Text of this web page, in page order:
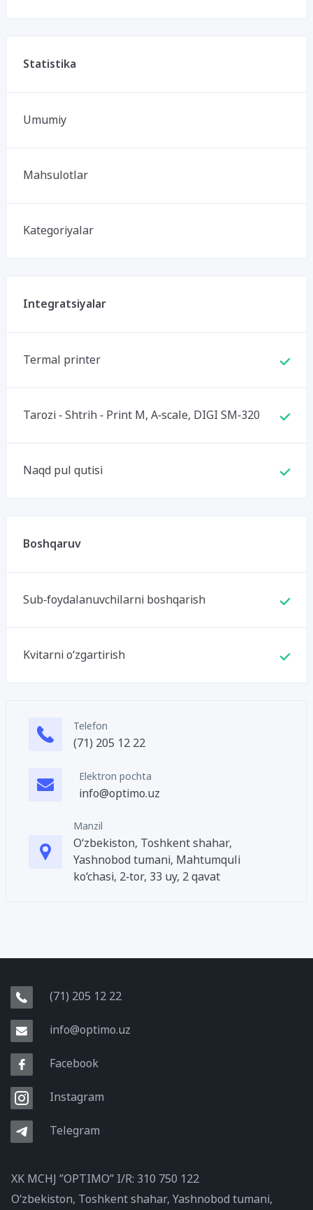
Statistika
Umumiy
Mahsulotlar
Kategoriyalar
Integratsiyalar
Termal printer
Tarozi - Shtrih - Print M, A-scale, DIGI SM-320
Naqd pul qutisi
Boshqaruv
Sub-foydalanuvchilarni boshqarish
Kvitarni o‘zgartirish
Telefon
(71) 205 12 22
Elektron pochta
info@optimo.uz
Manzil
O‘zbekiston, Toshkent shahar,
Yashnobod tumani, Mahtumquli
ko‘chasi, 2-tor, 33 uy, 2 qavat
XK MCHJ ”OPTIMO” I/R: 310 750 122
O‘zbekiston, Toshkent shahar, Yashnobod tumani,
(71) 205 12 22
info@optimo.uz
Facebook
Instagram
Telegram